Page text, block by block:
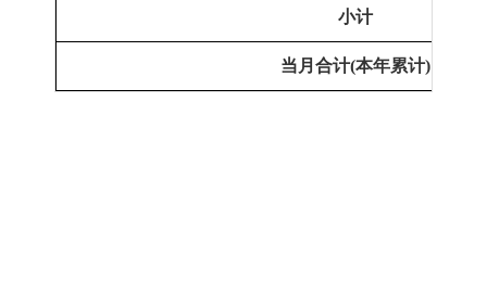
小计
当月合计(本年累计)